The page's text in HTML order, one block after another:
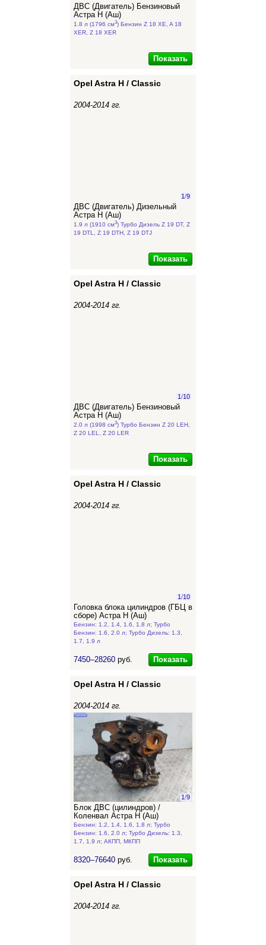
ДВС (Двигатель) Бензиновый
Астра Н (Аш)
1.8 л (1796 см3) Бензин Z 18 XE, A 18
XER, Z 18 XER
Показать
Opel Astra H / Classic
2004-2014 гг.
1/9
ДВС (Двигатель) Дизельный
Астра Н (Аш)
1.9 л (1910 см3) Турбо Дизель Z 19 DT, Z
19 DTL, Z 19 DTH, Z 19 DTJ
Показать
Opel Astra H / Classic
2004-2014 гг.
1/10
ДВС (Двигатель) Бензиновый
Астра Н (Аш)
2.0 л (1998 см3) Турбо Бензин Z 20 LEH,
Z 20 LEL, Z 20 LER
Показать
Opel Astra H / Classic
2004-2014 гг.
1/10
Головка блока цилиндров (ГБЦ в
сборе) Астра Н (Аш)
Бензин: 1.2, 1.4, 1.6, 1.8 л; Турбо
Бензин: 1.6, 2.0 л; Турбо Дизель: 1.3,
1.7, 1.9 л
7450–28260 руб. Показать
Opel Astra H / Classic
2004-2014 гг.
1/9
Блок ДВС (цилиндров) /
Коленвал Астра Н (Аш)
Бензин: 1.2, 1.4, 1.6, 1.8 л; Турбо
Бензин: 1.6, 2.0 л; Турбо Дизель: 1.3,
1.7, 1.9 л; АКПП, МКПП
8320–76640 руб. Показать
Opel Astra H / Classic
2004-2014 гг.